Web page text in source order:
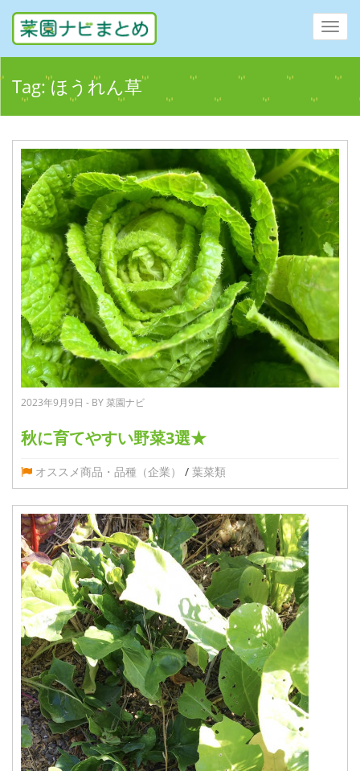
Tag:ほうれん草
2023年9月9日 - BY 菜園ナビ
秋に育てやすい野菜3選★
オススメ商品・品種（企業） / 葉菜類